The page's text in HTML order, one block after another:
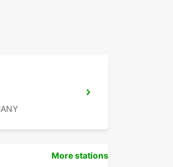
More stations